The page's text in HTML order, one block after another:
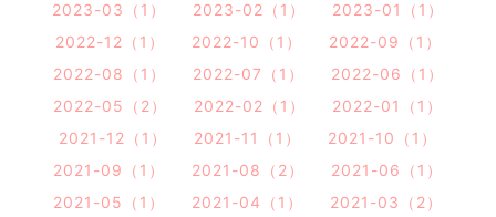
2023-03（1）
2023-02（1）
2023-01（1）
2022-12（1）
2022-10（1）
2022-09（1）
2022-08（1）
2022-07（1）
2022-06（1）
2022-05（2）
2022-02（1）
2022-01（1）
2021-12（1）
2021-11（1）
2021-10（1）
2021-09（1）
2021-08（2）
2021-06（1）
2021-05（1）
2021-04（1）
2021-03（2）